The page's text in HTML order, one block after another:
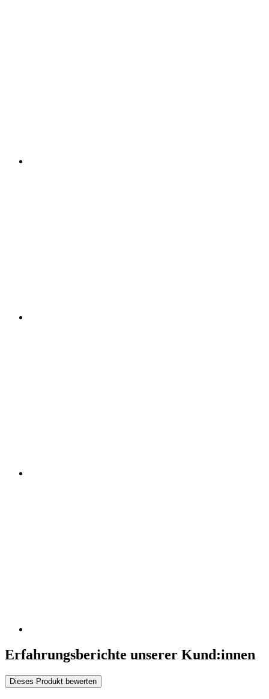
Erfahrungsberichte unserer Kund:innen
Dieses Produkt bewerten